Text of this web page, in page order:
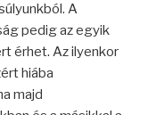
A
pedig az egyik
érhet. Az ilyenkor
hiába
majd